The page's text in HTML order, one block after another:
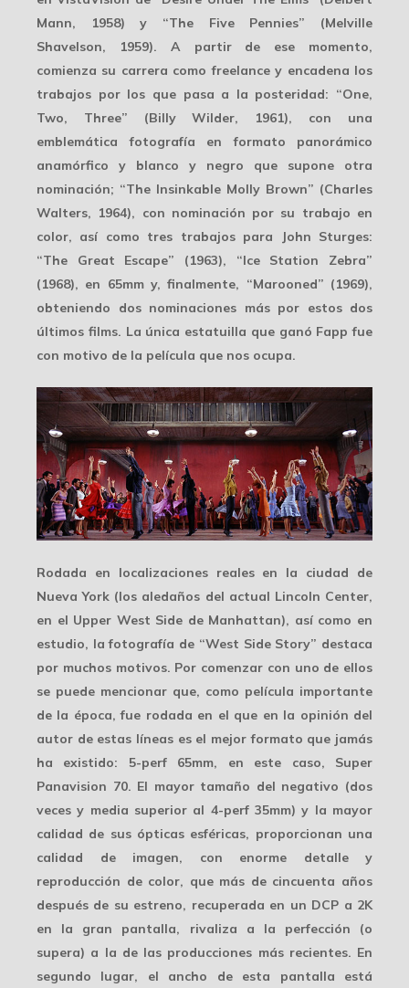
Mann, 1958) y “The Five Pennies” (Melville
Shavelson, 1959). A partir de ese momento,
comienza su carrera como freelance y encadena los
trabajos por los que pasa a la posteridad: “One,
Two, Three” (Billy Wilder, 1961), con una
emblemática fotografía en formato panorámico
anamórfico y blanco y negro que supone otra
nominación; “The Insinkable Molly Brown” (Charles
Walters, 1964), con nominación por su trabajo en
color, así como tres trabajos para John Sturges:
“The Great Escape” (1963), “Ice Station Zebra”
(1968), en 65mmy, finalmente, “Marooned” (1969),
obteniendo dos nominaciones más por estos dos
últimos films. La única estatuilla que ganó Fapp fue
con motivo de la película que nos ocupa.
Rodada en localizaciones realesen la ciudad de
Nueva York (los aledaños del actual Lincoln Center,
en el Upper West Side de Manhattan), así como en
estudio, la fotografía de “West Side Story” destaca
por muchos motivos. Por comenzar con uno de ellos
se puede mencionar que, como película importante
de la época, fue rodada en el que en la opinión del
autor de estas líneas es el mejor formato que jamás
ha existido: 5-perf 65mm, en este caso, Super
Panavision 70. El mayor tamaño del negativo (dos
veces y media superior al 4-perf 35mm) y la mayor
calidad de sus ópticas esféricas, proporcionan una
calidad de imagen, con enorme detalle y
reproducción de color, que más de cincuenta años
después de su estreno, recuperada en un DCP a 2K
en la gran pantalla, rivaliza a la perfección (o
supera) a la de las producciones más recientes. En
segundo lugar, el ancho de esta pantalla está